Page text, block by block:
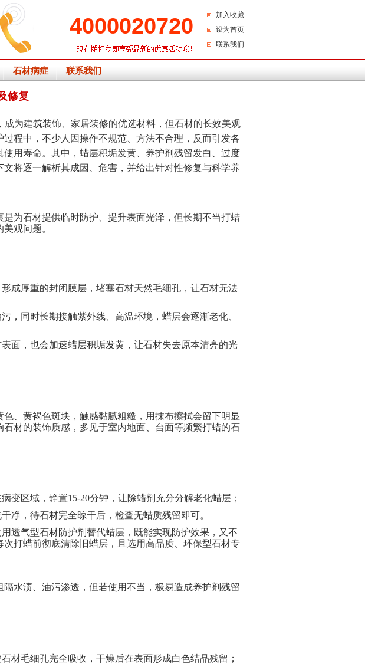
加入收藏
设为首页
联系我们
4000020720
石材病症 联系我们
修复
为建筑装饰、家居装修的优选材料，但石材的长效美观
程中，不少人因操作不规范、方法不合理，反而引发各
用寿命。其中，蜡层积垢发黄、养护剂残留发白、过度
将逐一解析其成因、危害，并给出针对性修复与科学养
为石材提供临时防护、提升表面光泽，但长期不当打蜡
观问题。
成厚重的封闭膜层，堵塞石材天然毛细孔，让石材无法
，同时长期接触紫外线、高温环境，蜡层会逐渐老化、
面，也会加速蜡层积垢发黄，让石材失去原本清亮的光
、黄褐色斑块，触感黏腻粗糙，用抹布擦拭会留下明显
材的装饰质感，多见于室内地面、台面等频繁打蜡的石
变区域，静置15-20分钟，让除蜡剂充分分解老化蜡层 ；
净，待石材完全晾干后，检查无蜡质残留即可。
透气型石材防护剂替代蜡层，既能实现防护效果，又不
打蜡前彻底清除旧蜡层，且选用高品质、环保型石材专
水渍、油污渗透，但若使用不当，极易造成养护剂残留
材毛细孔完全吸收，干燥后在表面形成白色结晶残留；